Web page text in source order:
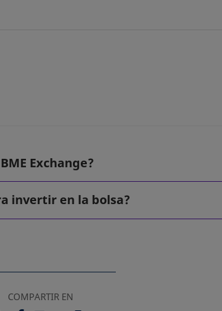
Exchange?
invertir en la bolsa?
COMPARTIR EN